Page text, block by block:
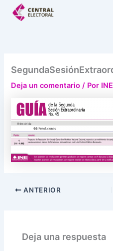
Deja un comentario / Por
ANTERIOR
Deja una respuesta